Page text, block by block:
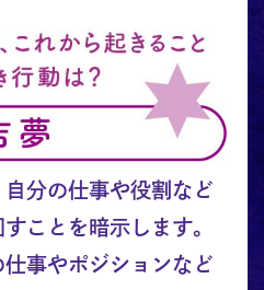
分の仕事や役割など
ことを暗示します。
事やポジションなど